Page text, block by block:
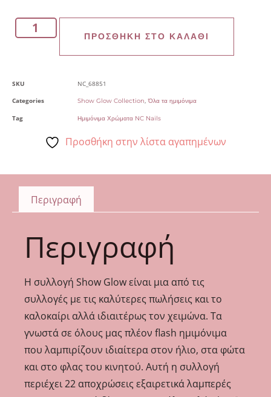
ΠΡΟΣΘΉΚΗ ΣΤΟ ΚΑΛΆΘΙ
SKU
NC_68851
Categories
Show Glow Collection,Όλα τα ημιμόνιμα
Tag Ημιμόνιμα Χρώματα NC Nails
Προσθήκη στην λίστα αγαπημένων
Περιγραφή
Περιγραφή
Η συλλογή Show Glow είναι μια από τις
συλλογές με τις καλύτερες πωλήσεις και το
καλοκαίρι αλλά ιδιαιτέρως τον χειμώνα. Τα
γνωστά σε όλους μας πλέον flash ημιμόνιμα
που λαμπιρίζουν ιδιαίτερα στον ήλιο, στα φώτα
και στο φλας του κινητού. Αυτή η συλλογή
περιέχει 22 αποχρώσεις εξαιρετικά λαμπερές